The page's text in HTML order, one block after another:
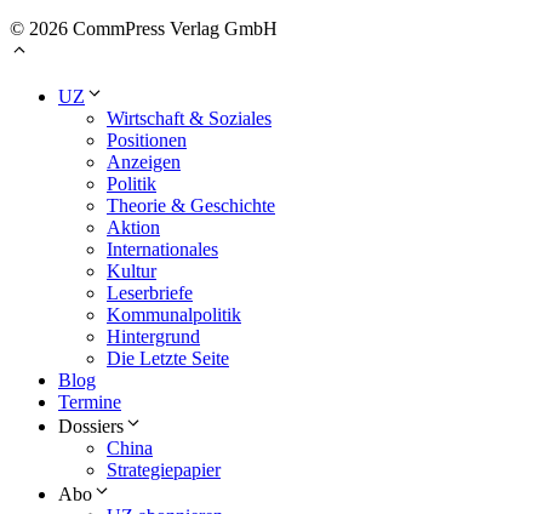
© 2026 CommPress Verlag GmbH
UZ
Wirtschaft & Soziales
Positionen
Anzeigen
Politik
Theorie & Geschichte
Aktion
Internationales
Kultur
Leserbriefe
Kommunalpolitik
Hintergrund
Die Letzte Seite
Blog
Termine
Dossiers
China
Strategiepapier
Abo